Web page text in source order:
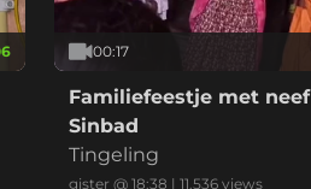
00:17
Familiefeestje met neef
Sinbad
Tingeling
gister @ 18:38 | 11.536views